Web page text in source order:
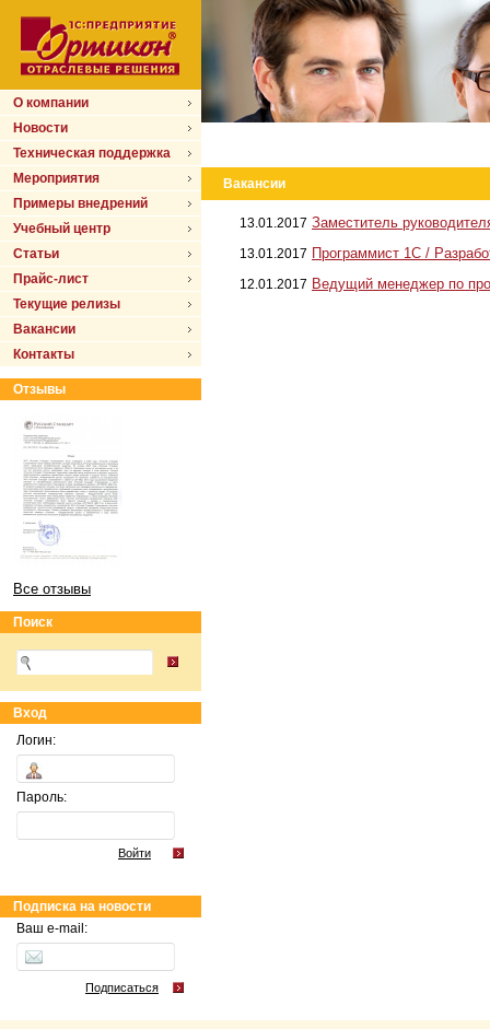
О компании
Новости
Техническая поддержка
Мероприятия
Примеры внедрений
Учебный центр
Статьи
Прайс-лист
Текущие релизы
Вакансии
Контакты
Отзывы
Все отзывы
Поиск
Вход
Логин:
Пароль:
Войти
Подписка на новости
Ваш e-mail:
Подписаться
Вакансии
13.01.2017 Заместитель
13.01.2017 Программист 1С /
12.01.2017 Ведущий менеджер по